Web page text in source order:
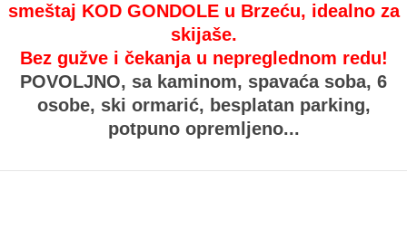
smeštaj KOD GONDOLE u Brzeću, idealno za
skijaše.
Bez gužve i čekanja u nepreglednom redu!
POVOLJNO, sa kaminom, spavaća soba, 6
osobe, ski ormarić, besplatan parking,
potpuno opremljeno...